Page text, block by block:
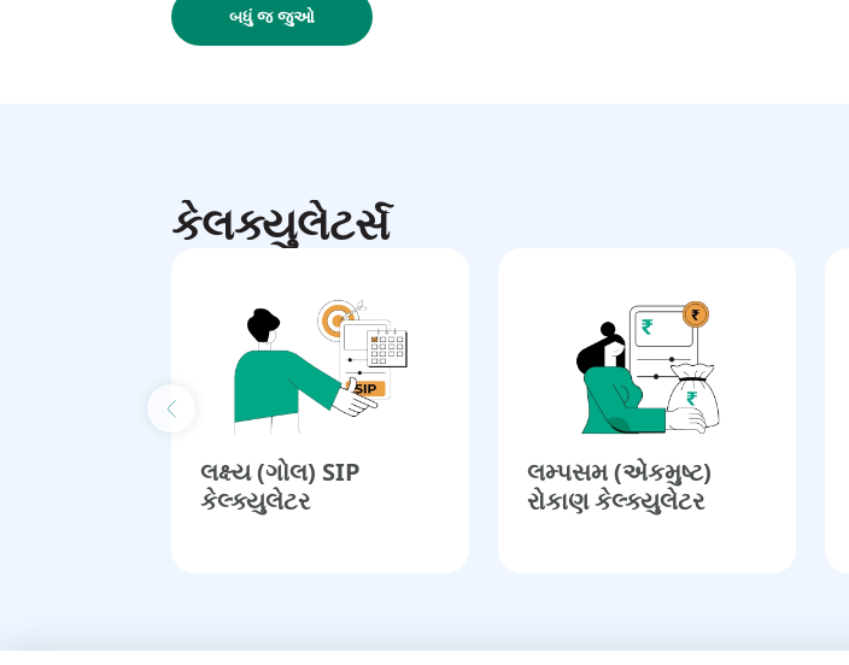
બધું જ જુઓ
કેલક્યુલેટર્સ
લક્ષ્ય (ગોલ) SIP
કેલ્ક્યુલેટર​
લમ્પસમ (એકમુષ્ટ)
રોકાણ કેલ્ક્યુલેટર​
Previous slide